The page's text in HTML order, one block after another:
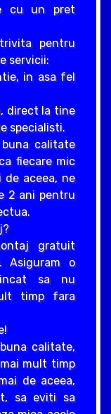
cu un pret
pentru
servicii:
in asa fel
direct la tine
specialisti.
calitate
fiecare mic
de aceea, ne
2 ani pentru
gratuit
Asiguram o
sa nu
timp fara
calitate,
mult timp
de aceea,
sa eviti sa